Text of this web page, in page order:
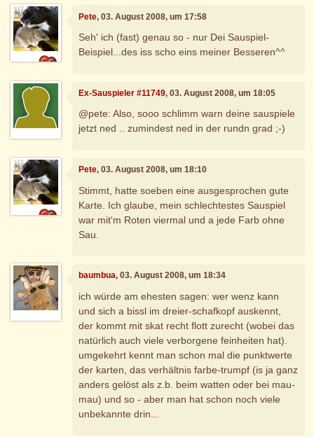
Pete, 03. August 2008, um 17:58
Seh' ich (fast) genau so - nur Dei Sauspiel-
Beispiel...des iss scho eins meiner Besseren^^
Ex-Sauspieler #11749, 03. August 2008, um 18:05
@pete: Also, sooo schlimm warn deine sauspiele
jetzt ned .. zumindest ned in der rundn grad ;-)
Pete, 03. August 2008, um 18:10
Stimmt, hatte soeben eine ausgesprochen gute
Karte. Ich glaube, mein schlechtestes Sauspiel
war mit'm Roten viermal und a jede Farb ohne
Sau.
baumbua, 03. August 2008, um 18:34
ich würde am ehesten sagen: wer wenz kann
und sich a bissl im dreier-schafkopf auskennt,
der kommt mit skat recht flott zurecht (wobei das
natürlich auch viele verborgene feinheiten hat).
umgekehrt kennt man schon mal die punktwerte
der karten, das verhältnis farbe-trumpf (is ja ganz
anders gelöst als z.b. beim watten oder bei mau-
mau) und so - aber man hat schon noch viele
unbekannte drin...